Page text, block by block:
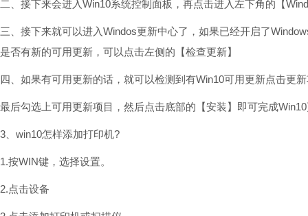
二、接下来会进入Win10系统控制面板，再点击进入左下角的【
三、接下来就可以进入Windos更新中心了，如果已经开启了
是否有新的可用更新，可以点击左侧的【检查更新】
四、如果有可用更新的话，就可以检测到有Win10可用更新点击更
最后勾选上可用更新项目，然后点击底部的【安装】即可完成
3、win10怎样添加打印机?
1.按WIN键，选择设置。
2.点击设备